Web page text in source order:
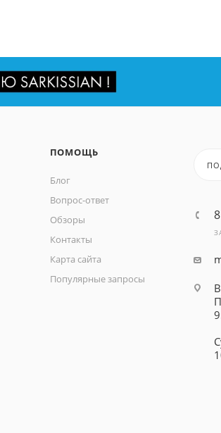
ПОМОЩЬ
Блог
Вопрос-ответ
Обзоры
Контакты
Карта сайта
Популярные запросы